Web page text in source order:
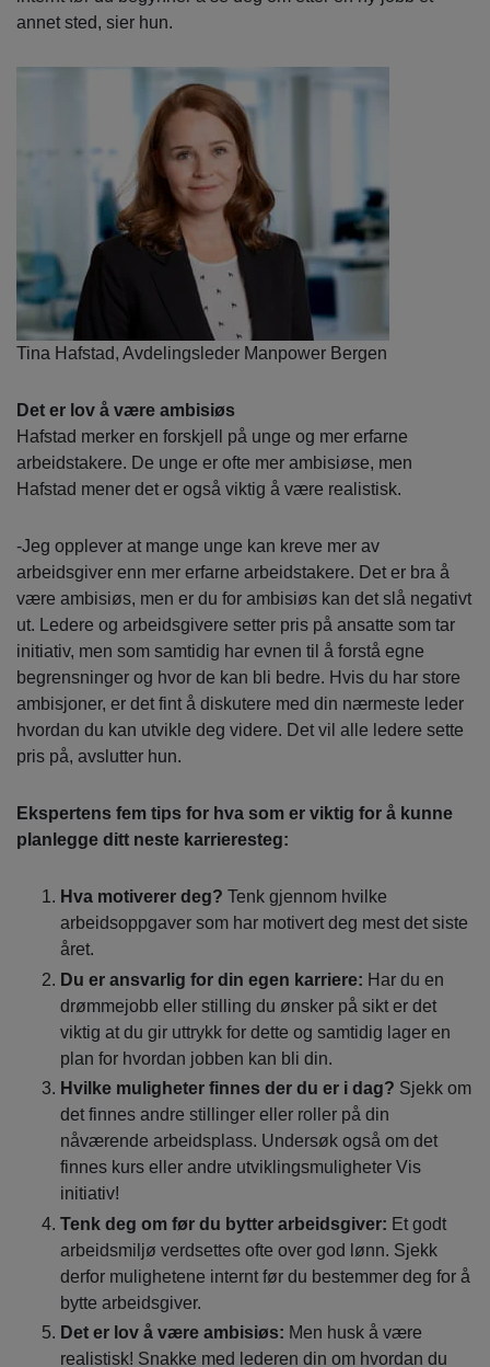
annet sted, sier hun.
Tina Hafstad, Avdelingsleder Manpower Bergen
Det er lov å være ambisiøs
Hafstad merker en forskjell på unge og mer erfarne
arbeidstakere. De unge er ofte mer ambisiøse, men
Hafstad mener det er også viktig å være realistisk.
-Jeg opplever at mange unge kan kreve mer av
arbeidsgiver enn mer erfarne arbeidstakere. Det er bra å
være ambisiøs, men er du for ambisiøs kan det slå negativt
ut. Ledere og arbeidsgivere setter pris på ansatte som tar
initiativ, men som samtidig har evnen til å forstå egne
begrensninger og hvor de kan bli bedre. Hvis du har store
ambisjoner, er det fint å diskutere med din nærmeste leder
hvordan du kan utvikle deg videre. Det vil alle ledere sette
pris på, avslutter hun.
Ekspertens fem tips for hva som er viktig for å kunne
planlegge ditt neste karrieresteg:
Hva motiverer deg? Tenk gjennom hvilke
arbeidsoppgaver som har motivert deg mest det siste
året.
Du er ansvarlig for din egen karriere: Har du en
drømmejobb eller stilling du ønsker på sikt er det
viktig at du gir uttrykk for dette og samtidig lager en
plan for hvordan jobben kan bli din.
Hvilke muligheter finnes der du er i dag? Sjekk om
det finnes andre stillinger eller roller på din
nåværende arbeidsplass. Undersøk også om det
finnes kurs eller andre utviklingsmuligheter Vis
initiativ!
Tenk deg om før du bytter arbeidsgiver: Et godt
arbeidsmiljø verdsettes ofte over god lønn. Sjekk
derfor mulighetene internt før du bestemmer deg for å
bytte arbeidsgiver.
Det er lov å være ambisiøs: Men husk å være
realistisk! Snakke med lederen din om hvordan du